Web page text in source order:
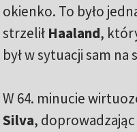
okienko. To było
strzelił Haaland,
był w sytuacji sam
W 64. minucie
Silva,